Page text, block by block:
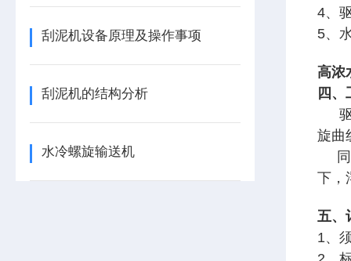
刮泥机设备原理及操作事项
刮泥机的结构分析
水冷螺旋输送机
4、
5、
高浓
四
驱
旋曲
同
下
五、
1、